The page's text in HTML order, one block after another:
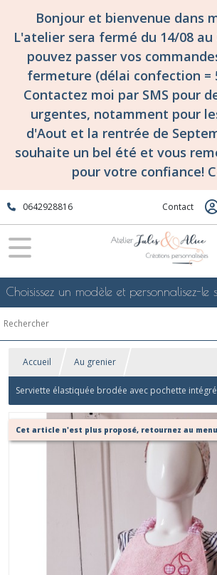
Bonjour et bienvenue dans
L'atelier sera fermé du 14/08 au
pouvez passer vos
fermeture (délai confection =
Contactez moi par SMS pour
urgentes, notamment pour
d'Aout et la rentrée de
souhaite un bel été et vous
pour votre confiance!
0642928816 Contact
Accueil Au grenier
Serviette élastiquée brodée avec pochette